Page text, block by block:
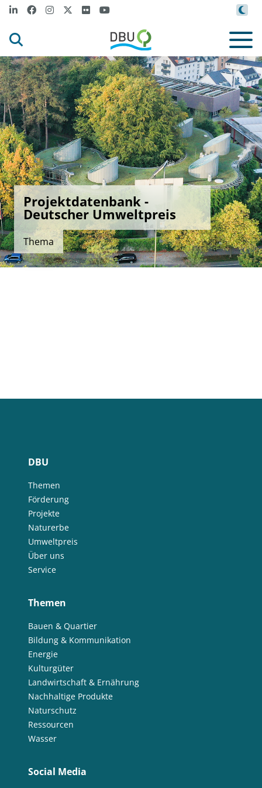
Projektdatenbank -
Deutscher Umweltpreis
Thema
DBU
Themen
Förderung
Projekte
Naturerbe
Umweltpreis
Über uns
Service
Themen
Bauen & Quartier
Bildung & Kommunikation
Energie
Kulturgüter
Landwirtschaft & Ernährung
Nachhaltige Produkte
Naturschutz
Ressourcen
Wasser
Social Media